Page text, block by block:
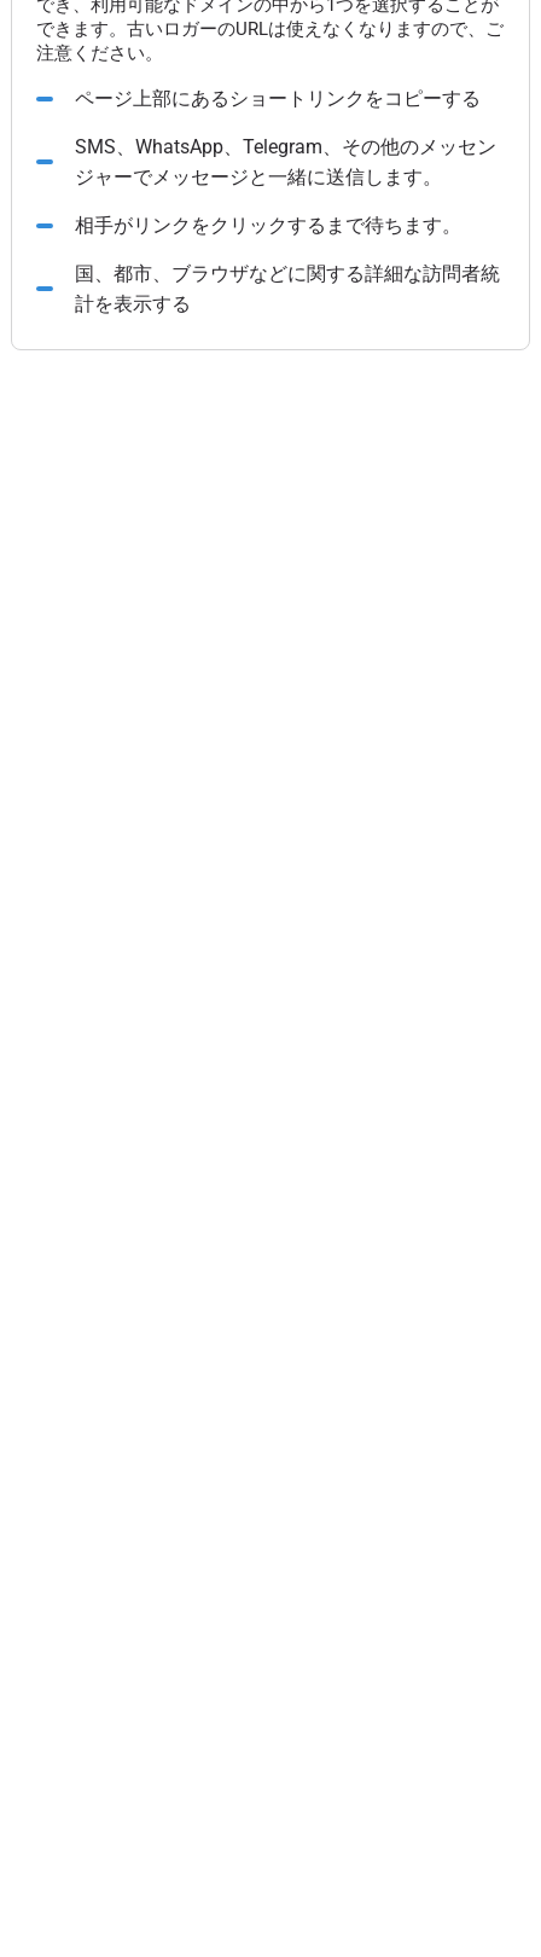
でき、利用可能なドメインの中から1つを選択することが
できます。古いロガーのURLは使えなくなりますので、ご
注意ください。
ページ上部にあるショートリンクをコピーする
SMS、WhatsApp、Telegram、その他のメッセン
ジャーでメッセージと一緒に送信します。
相手がリンクをクリックするまで待ちます。
国、都市、ブラウザなどに関する詳細な訪問者統
計を表示する